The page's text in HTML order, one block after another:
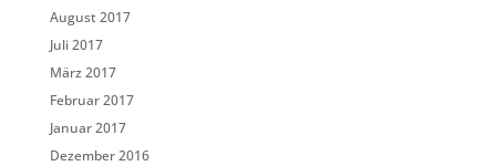
August 2017
Juli 2017
März 2017
Februar 2017
Januar 2017
Dezember 2016